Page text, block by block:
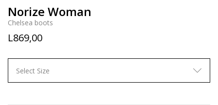
Norize Woman
Chelsea boots
L869,00
Select Size